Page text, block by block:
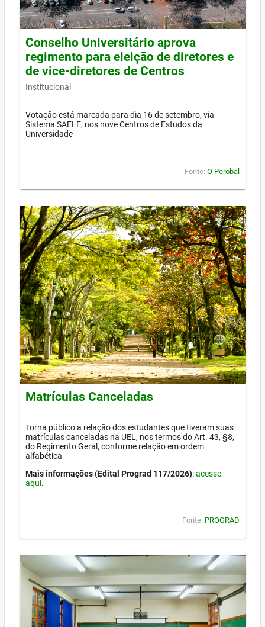
Conselho Universitário aprova
regimento para eleição de diretores e
de vice-diretores de Centros
Institucional
Votação está marcada para dia 16 de setembro, via
Sistema SAELE, nos nove Centros de Estudos da
Universidade
Fonte: O Perobal
Matrículas Canceladas
Torna público a relação dos estudantes que tiveram suas
matrículas canceladas na UEL, nos termos do Art. 43, §8,
do Regimento Geral, conforme relação em ordem
alfabética
Mais informações (Edital Prograd 117/2026):acesse
aqui.
Fonte: PROGRAD